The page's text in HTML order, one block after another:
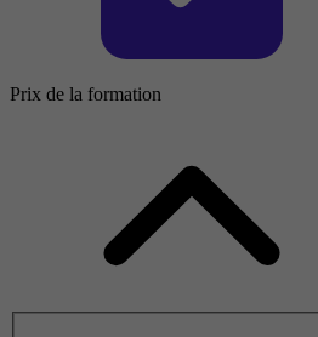
Prix de la formation